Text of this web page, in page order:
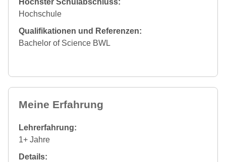
Höchster Schulabschluss:
Hochschule
Qualifikationen und Referenzen:
Bachelor of Science BWL
Meine Erfahrung
Lehrerfahrung:
1+ Jahre
Details: